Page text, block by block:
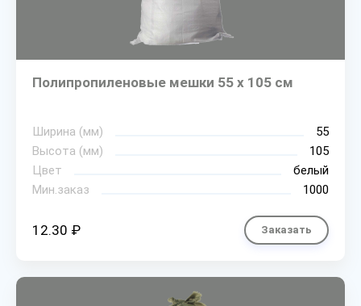
Полипропиленовые мешки 55 х 105 см
Ширина (мм)
55
Высота (мм)
105
Цвет
белый
Мин.заказ
1000
12.30 ₽ Заказать